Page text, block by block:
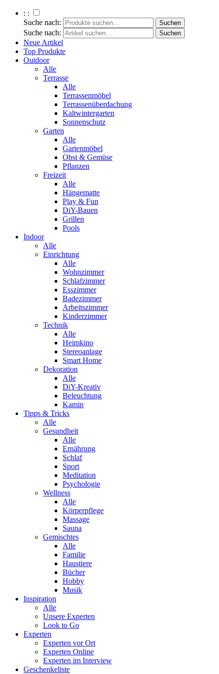
: :
Suche nach:
Suche nach:
Neue Artikel
Top Produkte
Outdoor
Alle
Terrasse
Alle
Terrassenmöbel
Terrassenüberdachung
Kaltwintergarten
Sonnenschutz
Garten
Alle
Gartenmöbel
Obst & Gemüse
Pflanzen
Freizeit
Alle
Hängematte
Play & Fun
DiY-Bauen
Grillen
Pools
Indoor
Alle
Einrichtung
Alle
Wohnzimmer
Schlafzimmer
Esszimmer
Badezimmer
Arbeitszimmer
Kinderzimmer
Technik
Alle
Heimkino
Stereoanlage
Smart Home
Dekoration
Alle
DiY-Kreativ
Beleuchtung
Kamin
Tipps & Tricks
Alle
Gesundheit
Alle
Ernährung
Schlaf
Sport
Meditation
Psychologie
Wellness
Alle
Körperpflege
Massage
Sauna
Gemischtes
Alle
Familie
Haustiere
Bücher
Hobby
Musik
Inspiration
Alle
Unsere Experten
Look to Go
Experten
Experten vor Ort
Experten Online
Experten im Interview
Geschenkeliste